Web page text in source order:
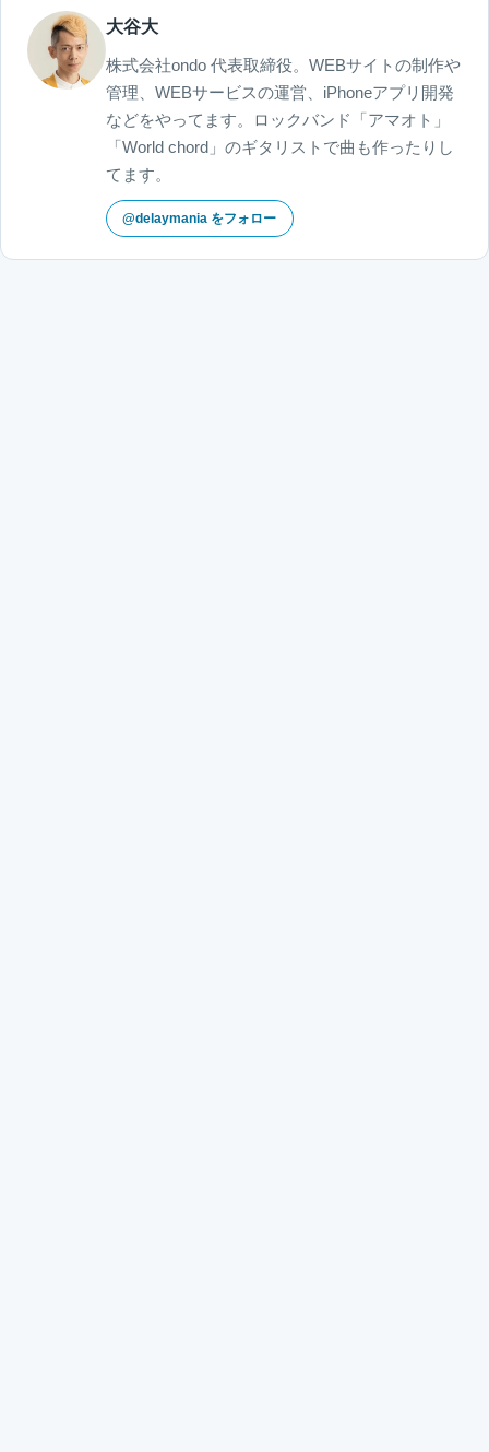
大谷大
株式会社ondo 代表取締役。WEBサイトの制作や
管理、WEBサービスの運営、iPhoneアプリ開発
などをやってます。ロックバンド「アマオト」
「World chord」のギタリストで曲も作ったりし
てます。
@delaymania をフォロー